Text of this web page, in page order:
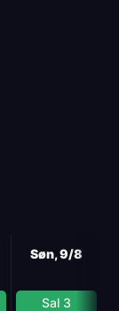
Søn, 9/8
Sal 3